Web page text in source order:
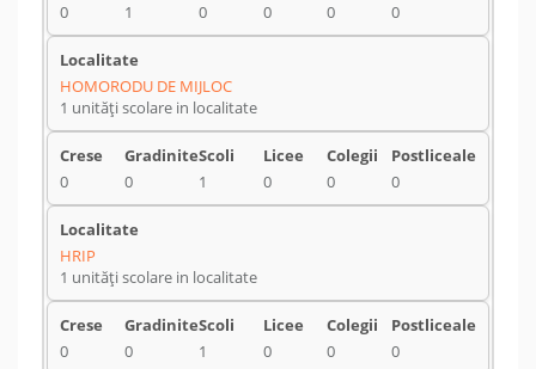
0 1 0 0 0 0
HOMORODU DE MIJLOC
1 unități scolare in localitate
0 0 1 0 0 0
HRIP
1 unități scolare in localitate
0 0 1 0 0 0